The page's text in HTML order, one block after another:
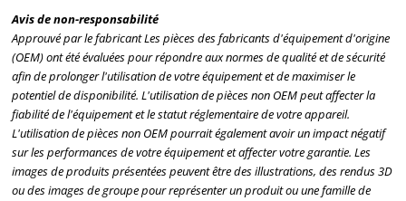
Avis de non-responsabilité
Approuvé par le fabricant Les pièces des fabricants d'équipement d'origine
(OEM) ont été évaluées pour répondre aux normes de qualité et de sécurité
afin de prolonger l'utilisation de votre équipement et de maximiser le
potentiel de disponibilité. L'utilisation de pièces non OEM peut affecter la
fiabilité de l'équipement et le statut réglementaire de votre appareil.
L'utilisation de pièces non OEM pourrait également avoir un impact négatif
sur les performances de votre équipement et affecter votre garantie. Les
images de produits présentées peuvent être des illustrations, des rendus 3D
ou des images de groupe pour représenter un produit ou une famille de